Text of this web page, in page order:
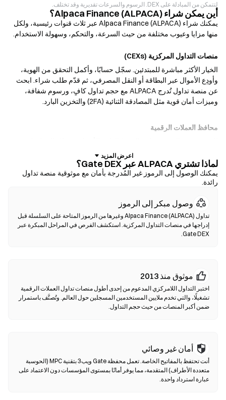
لتتمكن من المبادلة على DEX. الرسوم والسرعات تقديرية وقد تختلف.
أين يمكن شراء Alpaca Finance (ALPACA)؟
يمكنك شراء Alpaca Finance (ALPACA) عبر ثلاث قنوات رئيسية، ولكل
منها مزايا وعيوب مختلفة من حيث السرعة، والتحكم، وسهولة الاستخدام.
منصات التداول المركزية (CEXs)
الخيار الأكثر مباشرة للمبتدئين. سجّل حسابًا، وأكمل التحقق من الهوية،
وأودِع الأموال عبر البطاقة أو النقل المصرفي، ثم قدّم طلب شراء. ابحث
عن منصة تداول تُدرج ALPACA مع حجم تداول كافٍ، ورسوم شفافة،
وميزات أمان قوية مثل المصادقة الثنائية (2FA) والتخزين البارد.
محافظ العملات الرقمية
الوصائية الاحتفاظ بمفاتيحك الخاصة وإجراء مبادلة الرموز مباشرة داخل
واجهة المحفظة. كما تدعم بعض المحافظ الإيداع بالعملات الورقية، مما يتيح
لك شراء ALPACA باستخدام بطاقة ائتمان دون الحاجة إلى المرور عبر
منصة تداول أولًا. احرص دائمًا على نسخ عبارة الأولية احتياطيًا والتحقق من
منصات التداول اللامركزية (DEXs)
هناك رسوم غاز مطبقة، وقد تختلف الأسعار عن الأسواق المركزية بسبب
عمق السيولة. تحدث أغلب أنشطة DEX على سلاسل متوافقة مع EVM
مثل Ethereum ،BNB Chain وPolygon.
لماذا تشتري ALPACA عبر Gate DEX؟
يمكنك الوصول إلى الرموز غير المُدرجة بأمان مع موثوقية منصة تداول
رائدة.
وصول مبكر إلى الرموز
تداول Alpaca Finance (ALPACA) وغيرها من الرموز المتاحة على السلسلة قبل
إدراجها في منصات التداول المركزية. استكشف الفرص في المراحل المبكرة عبر
Gate DEX.
موثوق منذ 2013
اختبر التداول اللامركزي المدعوم من إحدى أطول منصات تداول العملات الرقمية
تشغيلًا، والتي تخدم ملايين المستخدمين المسجلين حول العالم. وتُصنَّف باستمرار
ضمن أكبر المنصات من حيث حجم التداول.
أمان غير وصائي
أنت تحتفظ بالمفاتيح الخاصة. تعمل محفظة Gate ويب3 بتقنية MPC (الحوسبة
متعددة الأطراف) المتقدمة، مما يوفر أمانًا بمستوى المؤسسات دون الاعتماد على
عبارة استرداد واحدة.